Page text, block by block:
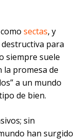
sectas, y
para
siempre suele
la promesa de
a un mundo
de bien.
sin
han surgido